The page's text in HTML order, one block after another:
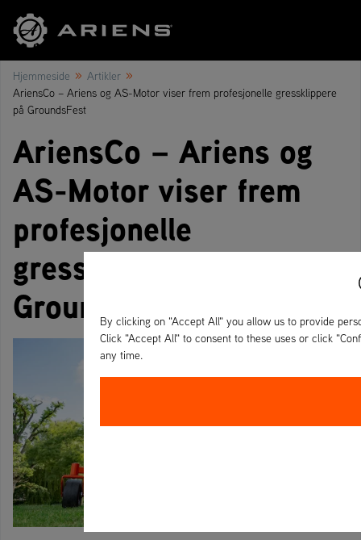
Hjemmeside » Artikler »
AriensCo – Ariens og AS-Motor viser frem profesjonelle gressklippere
på GroundsFest
AriensCo – Ariens og
AS-Motor viser frem
profesjonelle
gressklippere på
GroundsFestBy clicking on "Accept All" you allow us to provide
Click "Accept All" to consent to these uses or click
any time.